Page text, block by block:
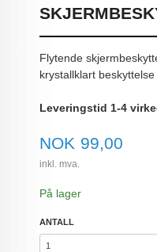
Flytende
krystallklart beskyttelse
Leveringstid 1-4
Pris
NOK 99,00
inkl. mva.
På lager
ANTALL